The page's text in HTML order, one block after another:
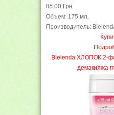
85.00 Грн
Объем: 175 мл.
Производитель:
Bielenda ХЛОПОК 2-
демакияжа